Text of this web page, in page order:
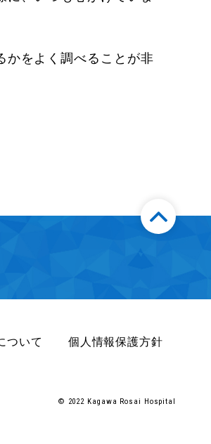
かをよく調べることが非
ついて 個人情報保護方針
© 2022 Kagawa Rosai Hospital